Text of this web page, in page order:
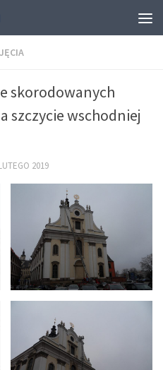
skorodowanych
szczycie wschodniej
2019